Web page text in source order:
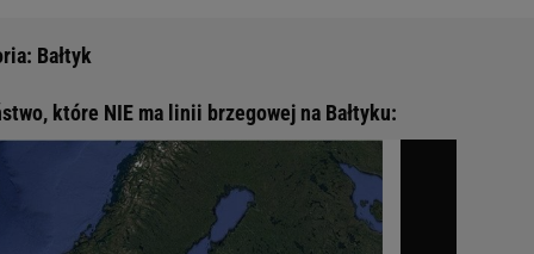
Bałtyk
które NIE ma linii brzegowej na Bałtyku: